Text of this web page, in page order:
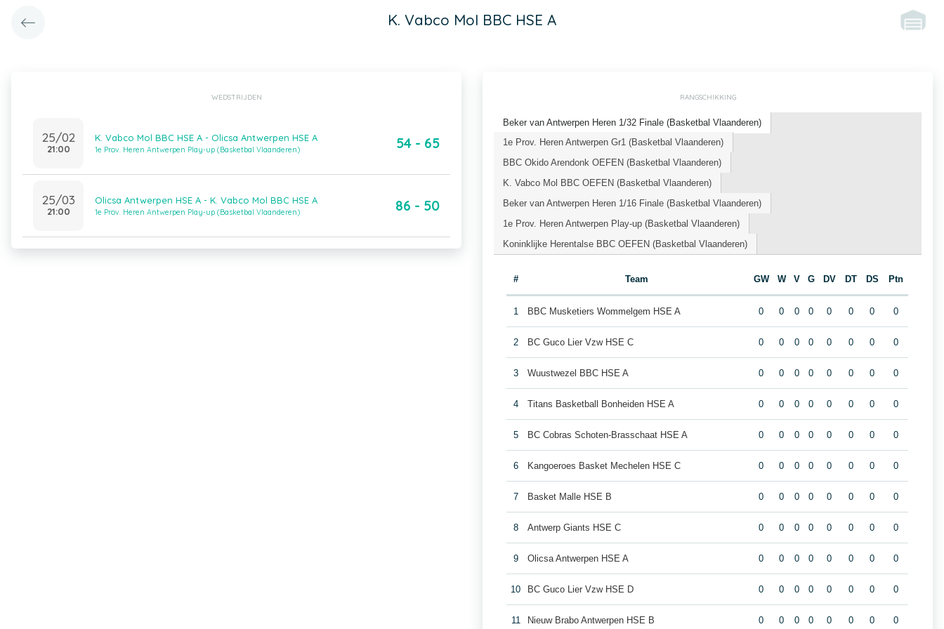
K. Vabco Mol BBC HSE A
WEDSTRIJDEN
25/02
21:00
K. Vabco Mol BBC HSE A - Olicsa Antwerpen HSE A
1e Prov. Heren Antwerpen Play-up (Basketbal Vlaanderen) 54 - 65
25/03
21:00
Olicsa Antwerpen HSE A - K. Vabco Mol BBC HSE A
1e Prov. Heren Antwerpen Play-up (Basketbal Vlaanderen) 86 - 50
RANGSCHIKKING
Beker van Antwerpen Heren 1/32 Finale (Basketbal Vlaanderen)
1e Prov. Heren Antwerpen Gr1 (Basketbal Vlaanderen)
BBC Okido Arendonk OEFEN (Basketbal Vlaanderen)
K. Vabco Mol BBC OEFEN (Basketbal Vlaanderen)
Beker van Antwerpen Heren 1/16 Finale (Basketbal Vlaanderen)
1e Prov. Heren Antwerpen Play-up (Basketbal Vlaanderen)
Koninklijke Herentalse BBC OEFEN (Basketbal Vlaanderen)
# Team GW W V G DV DT DS Ptn
1 BBC Musketiers Wommelgem HSE A 0 0 0 0 0 0 0 0
2 BC Guco Lier Vzw HSE C 0 0 0 0 0 0 0 0
3 Wuustwezel BBC HSE A 0 0 0 0 0 0 0 0
4 Titans Basketball Bonheiden HSE A 0 0 0 0 0 0 0 0
5 BC Cobras Schoten-Brasschaat HSE A 0 0 0 0 0 0 0 0
6 Kangoeroes Basket Mechelen HSE C 0 0 0 0 0 0 0 0
7 Basket Malle HSE B 0 0 0 0 0 0 0 0
8 Antwerp Giants HSE C 0 0 0 0 0 0 0 0
9 Olicsa Antwerpen HSE A 0 0 0 0 0 0 0 0
10 BC Guco Lier Vzw HSE D 0 0 0 0 0 0 0 0
11 Nieuw Brabo Antwerpen HSE B 0 0 0 0 0 0 0 0